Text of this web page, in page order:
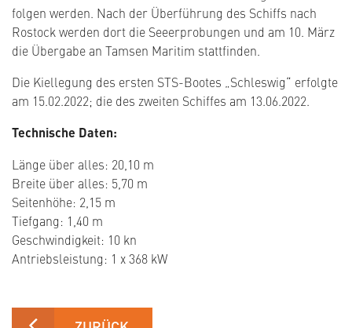
folgen werden. Nach der Überführung des Schiffs nach
Rostock werden dort die Seeerprobungen und am 10. März
die Übergabe an Tamsen Maritim stattfinden.
Die Kiellegung des ersten STS-Bootes „Schleswig“ erfolgte
am 15.02.2022; die des zweiten Schiffes am 13.06.2022.
Technische Daten:
Länge über alles: 20,10 m
Breite über alles: 5,70 m
Seitenhöhe: 2,15 m
Tiefgang: 1,40 m
Geschwindigkeit: 10 kn
Antriebsleistung: 1 x 368 kW